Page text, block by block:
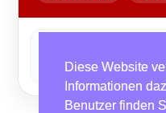
17:30–19:00 Uhr ·
Diese Website
Informationen
Benutzer finden